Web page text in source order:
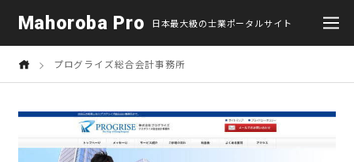
Mahoroba Pro 日本最大級の士業ポータルサイト
プログライズ総合会計事務所